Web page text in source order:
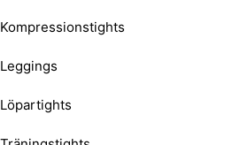
Kompressionstights
Leggings
Löpartights